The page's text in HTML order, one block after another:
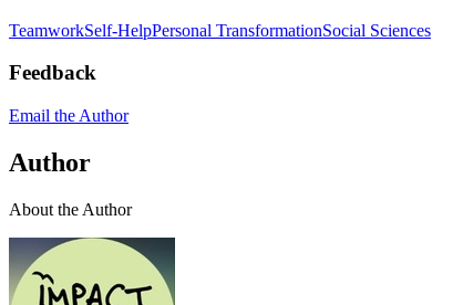
TeamworkSelf-HelpPersonal TransformationSocial Sciences
Feedback
Email the Author
Author
About the Author